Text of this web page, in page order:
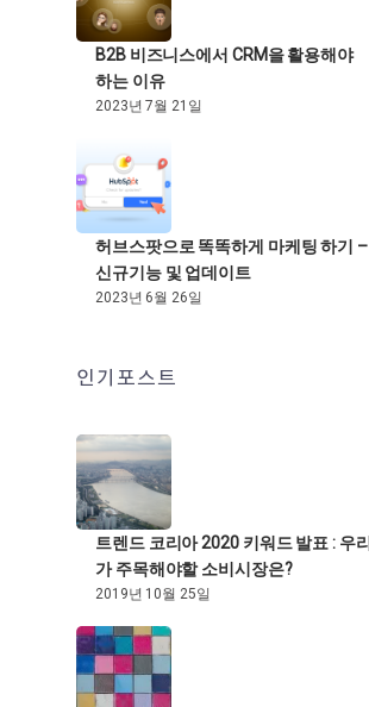
B2B 비즈니스에서 CRM을 활용해야
하는 이유
2023년 7월 21일
허브스팟으로 똑똑하게 마케팅 하기 –
신규기능 및 업데이트
2023년 6월 26일
인기포스트
트렌드 코리아 2020 키워드 발표 : 우리
가 주목해야할 소비시장은?
2019년 10월 25일